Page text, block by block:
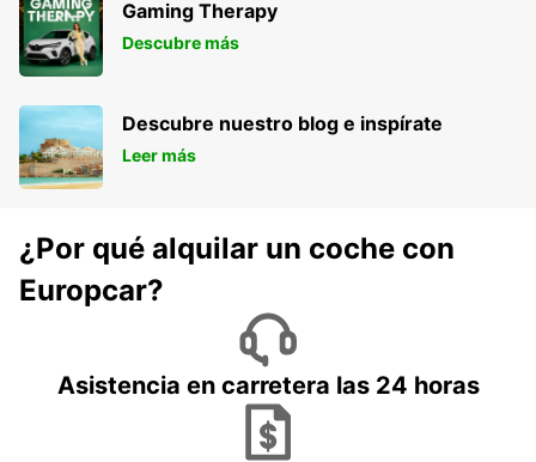
PUNTA CANA - DOMINICAN REPUBLIC
Gaming Therapy
Descubre más
Descubre nuestro blog e inspírate
Leer más
¿Por qué alquilar un coche con
Europcar?
Asistencia en carretera las 24 horas